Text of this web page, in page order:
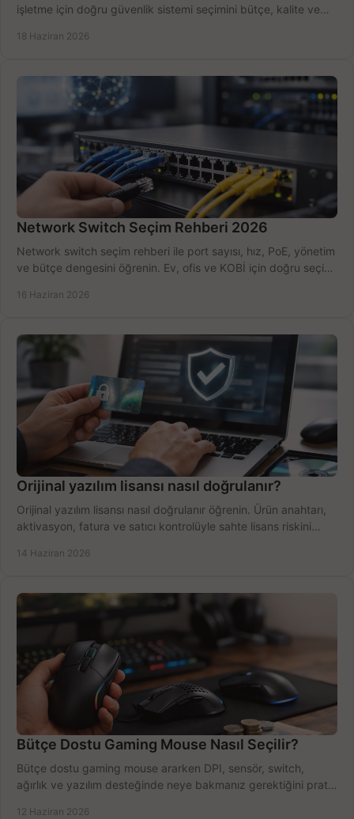
işletme için doğru güvenlik sistemi seçimini bütçe, kalite ve
18 Haziran 2026
Network Switch Seçim Rehberi 2026
Network switch seçim rehberi ile port sayısı, hız, PoE, yönetim
ve bütçe dengesini öğrenin. Ev, ofis ve KOBİ için doğru seçimi
16 Haziran 2026
Orijinal yazılım lisansı nasıl doğrulanır?
Orijinal yazılım lisansı nasıl doğrulanır öğrenin. Ürün anahtarı,
aktivasyon, fatura ve satıcı kontrolüyle sahte lisans riskini
14 Haziran 2026
Bütçe Dostu Gaming Mouse Nasıl Seçilir?
Bütçe dostu gaming mouse ararken DPI, sensör, switch,
ağırlık ve yazılım desteğinde neye bakmanız gerektiğini pratik
12 Haziran 2026